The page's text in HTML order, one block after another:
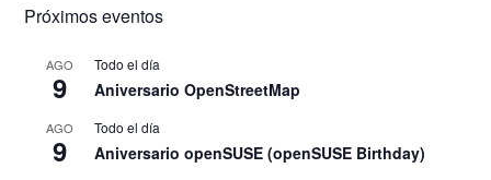
Próximos eventos
AGO
9
Todo el día
Aniversario OpenStreetMap
AGO
9
Todo el día
Aniversario openSUSE (openSUSE Birthday)